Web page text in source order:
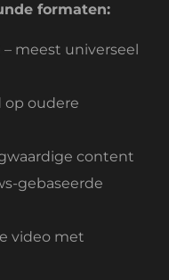
formaten:
– meest universeel
op oudere
content
gebaseerde
video met